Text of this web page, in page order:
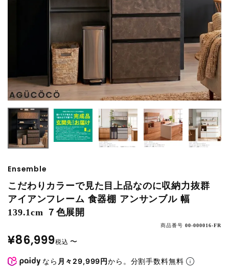
Ensemble
こだわりカラーで見た目上品なのに収納力抜群
アイアンフレーム 食器棚 アンサンブル 幅
139.1cm ７色展開
商品番号 00-000016-FR
¥86,999税込 〜
なら 月々29,999円から。分割手数料無料